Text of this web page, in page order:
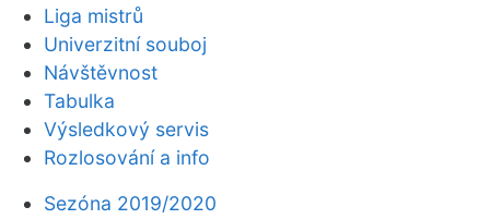
Liga mistrů
Univerzitní souboj
Návštěvnost
Tabulka
Výsledkový servis
Rozlosování a info
Sezóna 2019/2020